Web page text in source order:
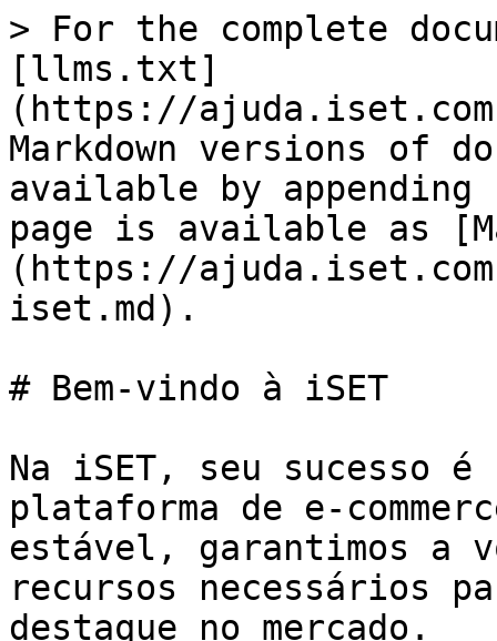
> For the complete
[llms.txt]
(https://
Markdown versions of
available by
page is available as
(https://
iset.md).
# Bem-vindo à iSET
Na iSET, seu sucesso é
plataforma de e-
estável, garantimos a
recursos necessários
destaque no mercado.